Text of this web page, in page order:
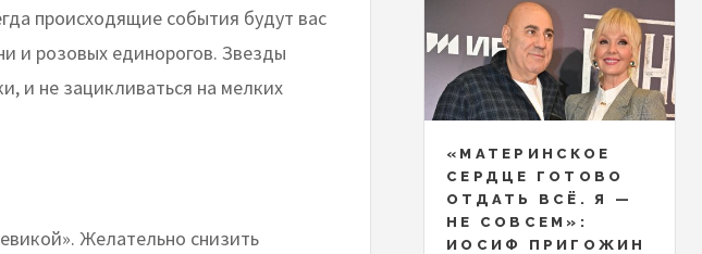
происходящие события будут вас
и розовых единорогов. Звезды
и не зацикливаться на мелких
Желательно снизить
«МАТЕРИНСКОЕ
СЕРДЦЕ ГОТОВО
ОТДАТЬ ВСЁ. Я —
НЕ СОВСЕМ»:
ИОСИФ ПРИГОЖИН